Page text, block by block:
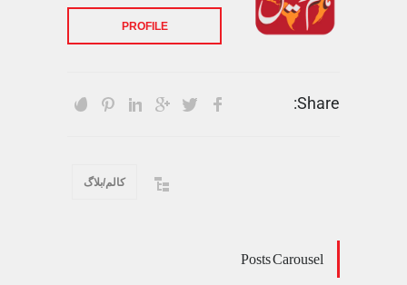
PROFILE
Share:
کالم/بلاگ
Posts Carousel